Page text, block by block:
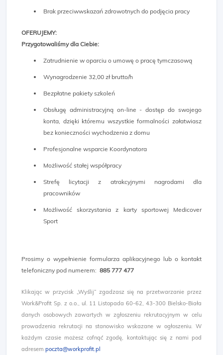
Brak przeciwwskazań zdrowotnych do podjęcia pracy
OFERUJEMY:
Przygotowaliśmy dla Ciebie:
Zatrudnienie w oparciu o umowę o pracę tymczasową
Wynagrodzenie 32,00 zł brutto/h
Bezpłatne pakiety szkoleń
Obsługę administracyjną on-line - dostęp do swojego
konta, dzięki któremu wszystkie formalności załatwiasz
bez konieczności wychodzenia z domu
Profesjonalne wsparcie Koordynatora
Możliwość stałej współpracy
Strefę licytacji z atrakcyjnymi nagrodami dla
pracowników
Możliwość skorzystania z karty sportowej Medicover
Sport
Prosimy o wypełnienie formularza aplikacyjnego lub o kontakt
telefoniczny pod numerem: 885 777 477 ​
Klikając w przycisk „Wyślij” zgadzasz się na przetwarzanie przez
Work&Profit Sp. z o.o., ul. 11 Listopada 60-62, 43-300 Bielsko-Biała
danych osobowych zawartych w zgłoszeniu rekrutacyjnym w celu
prowadzenia rekrutacji na stanowisko wskazane w ogłoszeniu. W
każdym czasie możesz cofnąć zgodę, kontaktując się z nami pod
adresem poczta@workprofit.pl